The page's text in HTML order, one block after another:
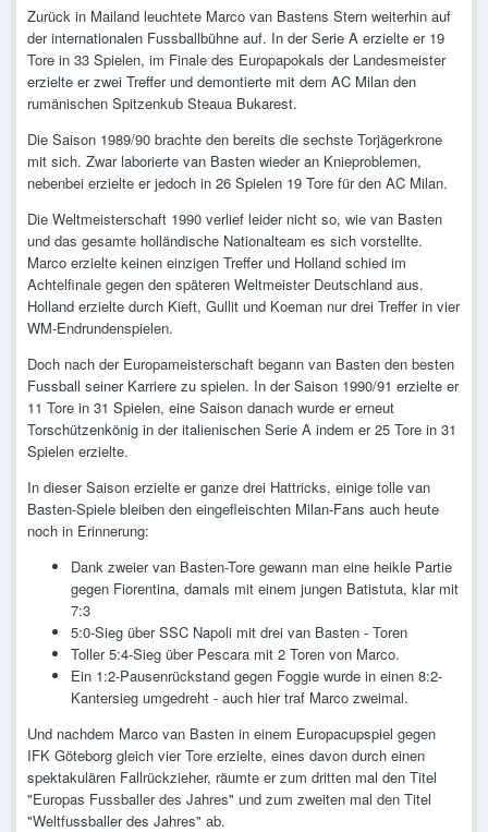
Zurück in Mailand leuchtete Marco van Bastens Stern weiterhin auf
der internationalen Fussballbühne auf. In der Serie A erzielte er 19
Tore in 33 Spielen, im Finale des Europapokals der Landesmeister
erzielte er zwei Treffer und demontierte mit dem AC Milan den
rumänischen Spitzenkub Steaua Bukarest.
Die Saison 1989/90 brachte den bereits die sechste Torjägerkrone
mit sich. Zwar laborierte van Basten wieder an Knieproblemen,
nebenbei erzielte er jedoch in 26 Spielen 19 Tore für den AC Milan.
Die Weltmeisterschaft 1990 verlief leider nicht so, wie van Basten
und das gesamte holländische Nationalteam es sich vorstellte.
Marco erzielte keinen einzigen Treffer und Holland schied im
Achtelfinale gegen den späteren Weltmeister Deutschland aus.
Holland erzielte durch Kieft, Gullit und Koeman nur drei Treffer in vier
WM-Endrundenspielen.
Doch nach der Europameisterschaft begann van Basten den besten
Fussball seiner Karriere zu spielen. In der Saison 1990/91 erzielte er
11 Tore in 31 Spielen, eine Saison danach wurde er erneut
Torschützenkönig in der italienischen Serie A indem er 25 Tore in 31
Spielen erzielte.
In dieser Saison erzielte er ganze drei Hattricks, einige tolle van
Basten-Spiele bleiben den eingefleischten Milan-Fans auch heute
noch in Erinnerung:
Dank zweier van Basten-Tore gewann man eine heikle Partie
gegen Fiorentina, damals mit einem jungen Batistuta, klar mit
7:3
5:0-Sieg über SSC Napoli mit drei van Basten - Toren
Toller 5:4-Sieg über Pescara mit 2 Toren von Marco.
Ein 1:2-Pausenrückstand gegen Foggie wurde in einen 8:2-
Kantersieg umgedreht - auch hier traf Marco zweimal.
Und nachdem Marco van Basten in einem Europacupspiel gegen
IFK Göteborg gleich vier Tore erzielte, eines davon durch einen
spektakulären Fallrückzieher, räumte er zum dritten mal den Titel
"Europas Fussballer des Jahres" und zum zweiten mal den Titel
"Weltfussballer des Jahres" ab.